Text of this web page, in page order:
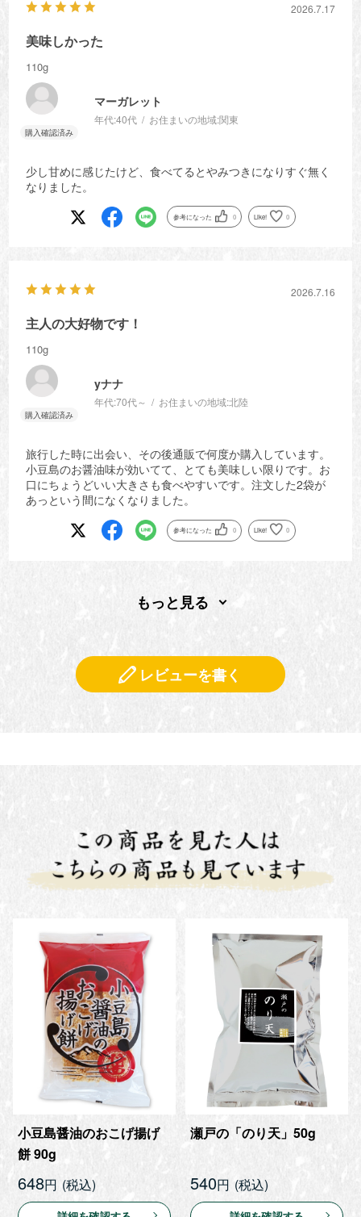
2026.7.17
美味しかった
110g
マーガレット
年代:40代 お住まいの地域:関東
少し甘めに感じたけど、食べてるとやみつきになりすぐ無く
なりました。
参考になった 0 Like! 0
2026.7.16
主人の大好物です！
110g
yナナ
年代:70代～ お住まいの地域:北陸
旅行した時に出会い、その後通販で何度か購入しています。
小豆島のお醤油味が効いてて、とても美味しい限りです。お
口にちょうどいい大きさも食べやすいです。注文した2袋が
あっという間になくなりました。
参考になった 0 Like! 0
もっと見る
レビューを書く
小豆島醤油のおこげ揚げ
餅 90g
648円
瀬戸の「のり天」50g
540円